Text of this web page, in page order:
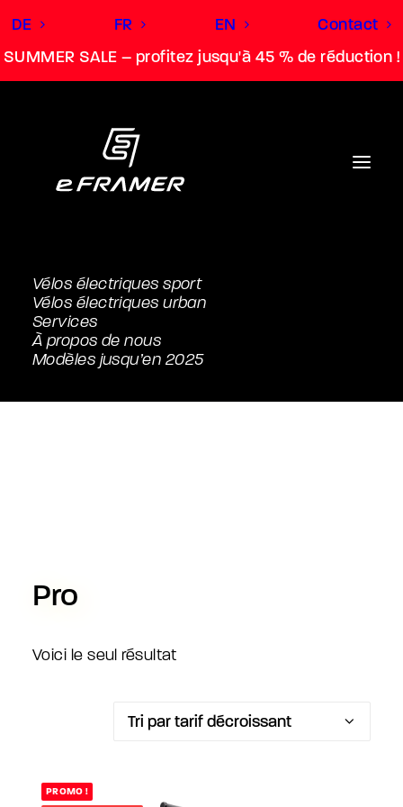
SUMMER SALE – profitez jusqu'à 45 % de réduction !
DE FR EN Contact
Vélos électriques sport
Vélos électriques urban
Services
À propos de nous
Modèles jusqu’en 2025
Pro
Pro
Voici le seul résultat
PROMO !